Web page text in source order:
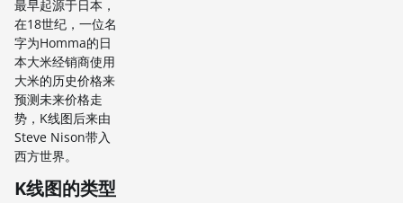
最早起源于日本，
在18世纪，一位名
字为Homma的日
本大米经销商使用
大米的历史价格来
预测未来价格走
势，K线图后来由
Steve Nison带入
西方世界。
K线图的类型